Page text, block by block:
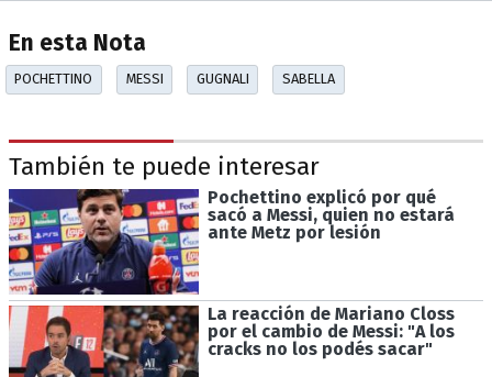
En esta Nota
POCHETTINO MESSI GUGNALI SABELLA
También te puede interesar
Pochettino explicó por qué
sacó a Messi, quien no estará
ante Metz por lesión
La reacción de Mariano Closs
por el cambio de Messi: "A los
cracks no los podés sacar"